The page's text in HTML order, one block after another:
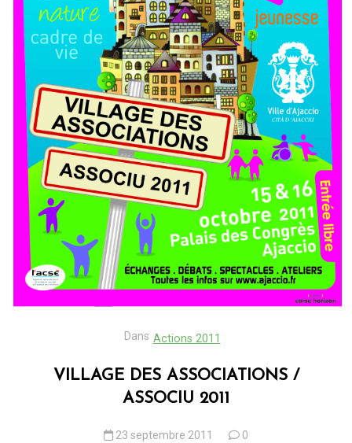
Dans Actions 2011
VILLAGE DES ASSOCIATIONS /
ASSOCIU 2011
23 septembre 2011 0